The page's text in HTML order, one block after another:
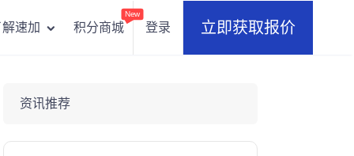
速加 积分商城
New
登录 立即获取报价
资讯推荐